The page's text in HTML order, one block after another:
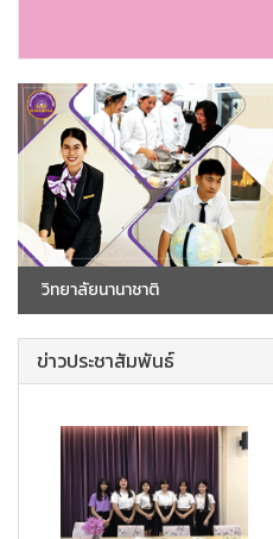
วิทยาลัยนานาชาติ
ข่าวประชาสัมพันธ์